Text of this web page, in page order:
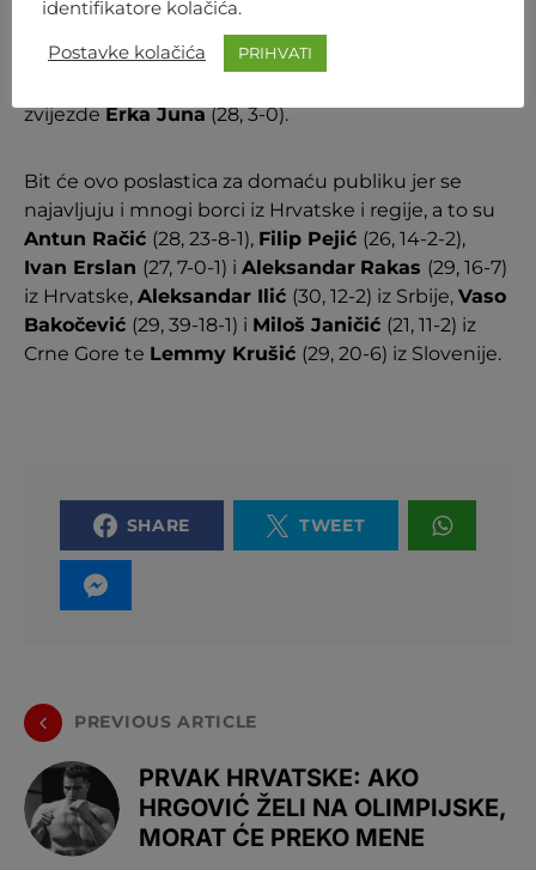
12-7-1) koji će se boriti protiv
zvijezdeErka Juna(28, 3-0).
Bit će ovo poslastica za domaću publiku jer se
najavljuju i mnogi borci iz Hrvatske i regije, a to su
Antun Račić (28, 23-8-1), Filip Pejić (26, 14-2-2),
Ivan Erslan (27, 7-0-1) i Aleksandar Rakas (29, 16-7)
iz Hrvatske, Aleksandar Ilić (30, 12-2) iz Srbije, Vaso
Bakočević (29, 39-18-1) i Miloš Janičić (21, 11-2) iz
Crne Gore te Lemmy Krušić (29, 20-6) iz Slovenije.
SHARE TWEET
PREVIOUS ARTICLE
PRVAK HRVATSKE: AKO
HRGOVIĆ ŽELI NA OLIMPIJSKE,
MORAT ĆE PREKO MENE
identifikatore kolačića.
Postavke kolačića PRIHVATI